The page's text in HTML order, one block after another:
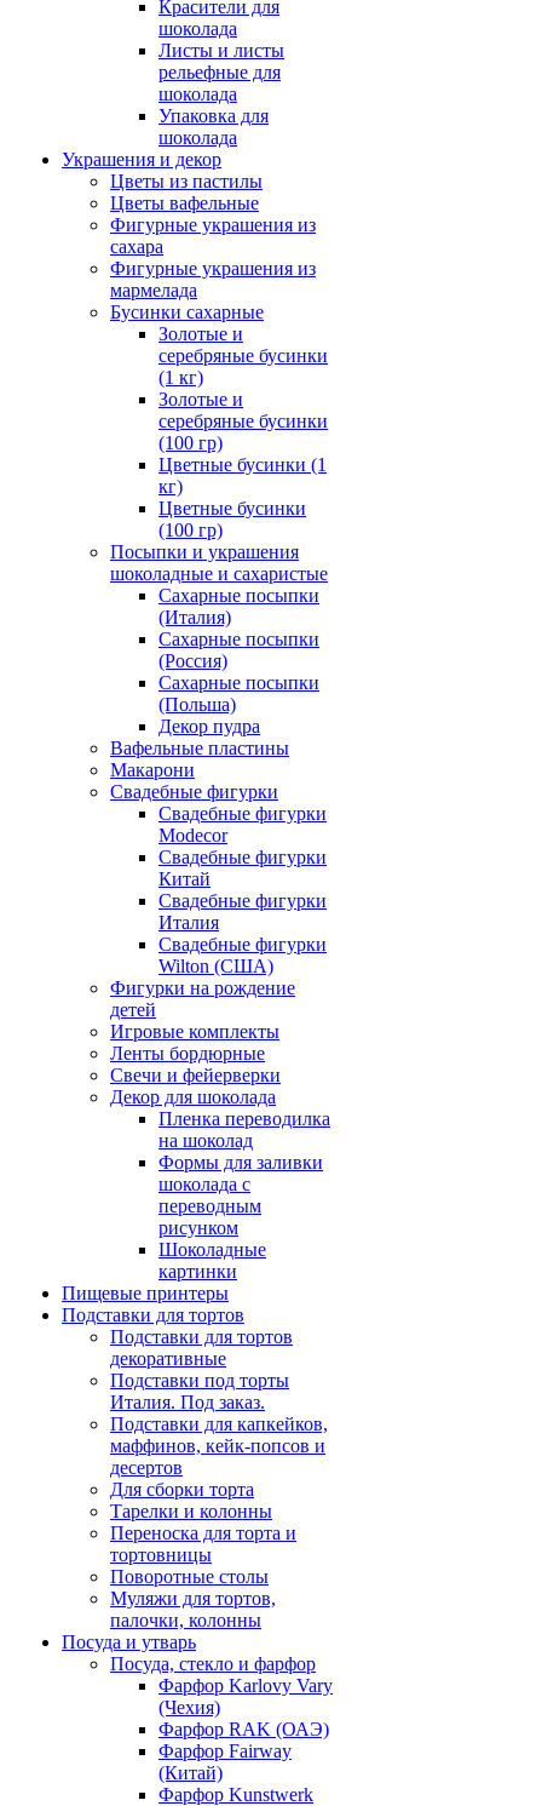
Красители для
шоколада
Листы и листы
рельефные для
шоколада
Упаковка для
шоколада
Украшения и декор
Цветы из пастилы
Цветы вафельные
Фигурные украшения из
сахара
Фигурные украшения из
мармелада
Бусинки сахарные
Золотые и
серебряные бусинки
(1 кг)
Золотые и
серебряные бусинки
(100 гр)
Цветные бусинки (1
кг)
Цветные бусинки
(100 гр)
Посыпки и украшения
шоколадные и сахаристые
Сахарные посыпки
(Италия)
Сахарные посыпки
(Россия)
Сахарные посыпки
(Польша)
Декор пудра
Вафельные пластины
Макарони
Свадебные фигурки
Свадебные фигурки
Modecor
Свадебные фигурки
Китай
Свадебные фигурки
Италия
Свадебные фигурки
Wilton (США)
Фигурки на рождение
детей
Игровые комплекты
Ленты бордюрные
Свечи и фейерверки
Декор для шоколада
Пленка переводилка
на шоколад
Формы для заливки
шоколада с
переводным
рисунком
Шоколадные
картинки
Пищевые принтеры
Подставки для тортов
Подставки для тортов
декоративные
Подставки под торты
Италия. Под заказ.
Подставки для капкейков,
маффинов, кейк-попсов и
десертов
Для сборки торта
Тарелки и колонны
Переноска для торта и
тортовницы
Поворотные столы
Муляжи для тортов,
палочки, колонны
Посуда и утварь
Посуда, стекло и фарфор
Фарфор Karlovy Vary
(Чехия)
Фарфор RAK (ОАЭ)
Фарфор Fairway
(Китай)
Фарфор Kunstwerk